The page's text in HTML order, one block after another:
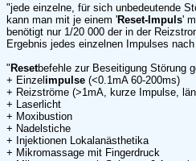
"jede einzelne, für sich unbedeutende
kann man mit je einem 'Reset-Impuls'
benötigt nur 1/20 000 der in der
Ergebnis jedes einzelnen Impulses
" Resetbefehle zur Beseitigung Störung
+ Einzel impulse (<0.1mA 60-200ms)
+ Reizströme (>1mA, kurze Impulse,
+ Laserlicht
+ Moxibustion
+ Nadelstiche
+ Injektionen Lokalanästhetika
+ Mikromassage mit Fingerdruck